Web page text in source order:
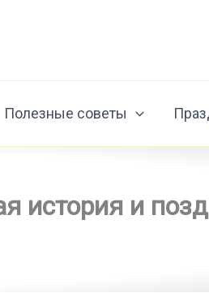
Полезные советы
история и